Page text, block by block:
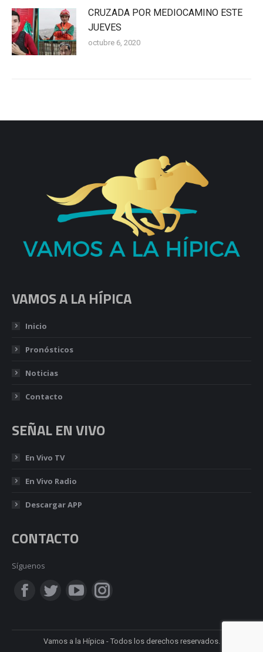
CRUZADA POR MEDIOCAMINO ESTE
JUEVES
octubre 6, 2020
VAMOS A LA HÍPICA
Inicio
Pronósticos
Noticias
Contacto
SEÑAL EN VIVO
En Vivo TV
En Vivo Radio
Descargar APP
CONTACTO
Síguenos
Encuéntranos en:
Facebook
opens
Twitter
opens
YouTube
opens
Instagram
opens
Vamos a la Hípica - Todos los derechos reservados.